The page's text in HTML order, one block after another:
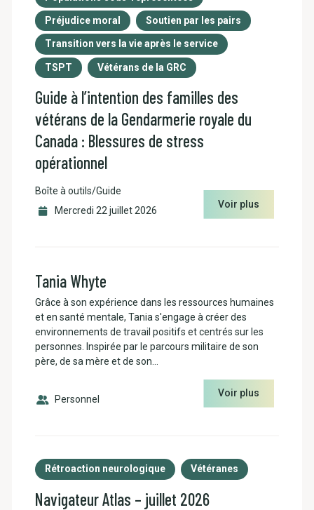
Préjudice moral Soutien par les pairs
Transition vers la vie après le service
TSPT Vétérans de la GRC
Guide à l’intention des familles des
vétérans de la Gendarmerie royale du
Canada : Blessures de stress
opérationnel
Boîte à outils/Guide
Mercredi 22 juillet 2026
Voir plus
Tania Whyte
Grâce à son expérience dans les ressources humaines
et en santé mentale, Tania s'engage à créer des
environnements de travail positifs et centrés sur les
personnes. Inspirée par le parcours militaire de son
père, de sa mère et de son…
Personnel
Voir plus
Rétroaction neurologique Vétéranes
Navigateur Atlas – juillet 2026